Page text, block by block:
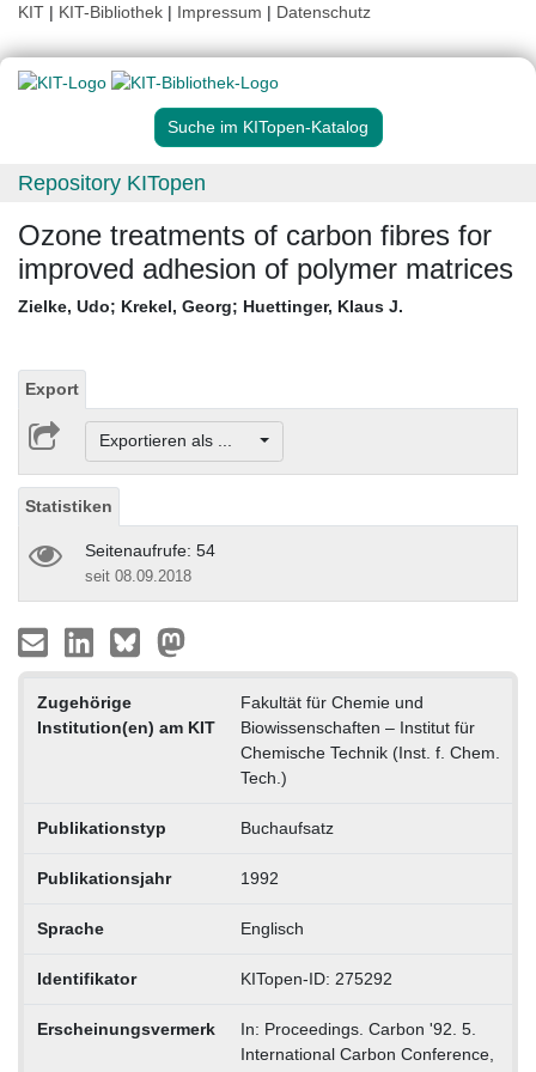
KIT | KIT-Bibliothek | Impressum | Datenschutz
Suche im KITopen-Katalog
Repository KITopen
Ozone treatments of carbon fibres for
improved adhesion of polymer matrices
Zielke, Udo; Krekel, Georg; Huettinger, Klaus J.
Export
Exportieren als ...
Statistiken
Seitenaufrufe: 54
seit 08.09.2018
Zugehörige
Institution(en) am KIT
Fakultät für Chemie und
Biowissenschaften – Institut für
Chemische Technik (Inst. f. Chem.
Tech.)
Publikationstyp Buchaufsatz
Publikationsjahr 1992
Sprache Englisch
Identifikator KITopen-ID: 275292
Erscheinungsvermerk
In: Proceedings. Carbon '92. 5.
International Carbon Conference,